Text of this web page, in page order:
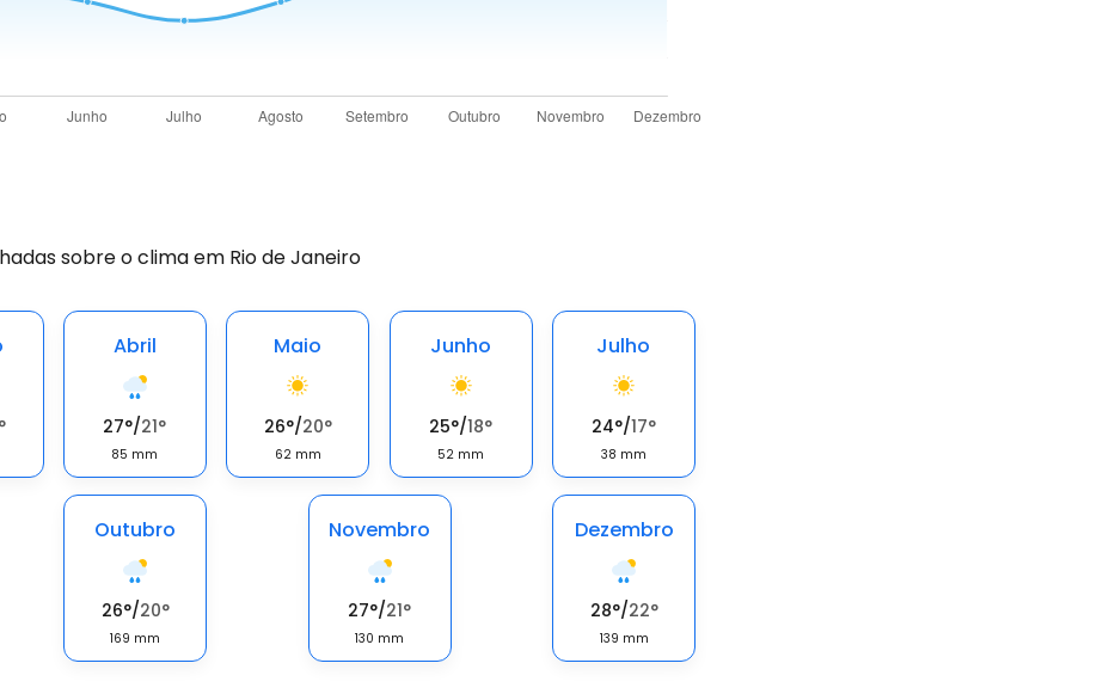
sobre o clima em Rio de Janeiro
°
Abril
27°/21°
85 mm
Maio
26°/20°
62 mm
Junho
25°/18°
52 mm
Julho
24°/17°
38 mm
Outubro
26°/20°
169 mm
Novembro
27°/21°
130 mm
Dezembro
28°/22°
139 mm